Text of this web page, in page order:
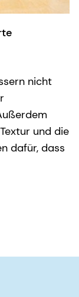
nicht
und die
dafür, dass